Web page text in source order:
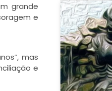
grande
e
mas
e